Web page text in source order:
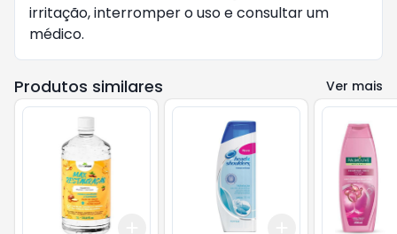
irritação, interromper o uso e consultar um
médico.
Produtos similares Ver mais
10 5 +10